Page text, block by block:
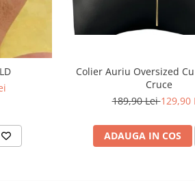
Colier Auriu Oversized
Cruce
189,90 Lei129,90
ADAUGA IN COS